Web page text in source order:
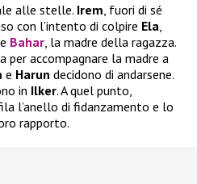
alle stelle. Irem , fuori di sé
con l’intento di colpire Ela
Bahar , la madre della ragazza.
per accompagnare la madre a
e Harun decidono di andarsene.
in Ilker. A quel punto,
l’anello di fidanzamento e lo
rapporto.